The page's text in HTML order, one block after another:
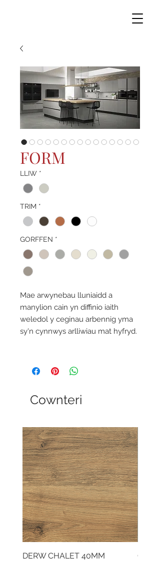
FORM
LLIW *
TRIM *
GORFFEN *
Mae arwynebau lluniaidd a
manylion cain yn diffinio iaith
weledol y ceginau arbennig yma
sy'n cynnwys arlliwiau mat hyfryd.
Cownteri
DERW CHALET 40MM